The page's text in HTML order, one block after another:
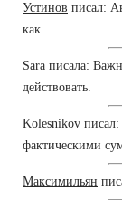
Устинов писал:
как.
Sara писала:
действовать.
Kolesnikov
фактическими
Максимильян